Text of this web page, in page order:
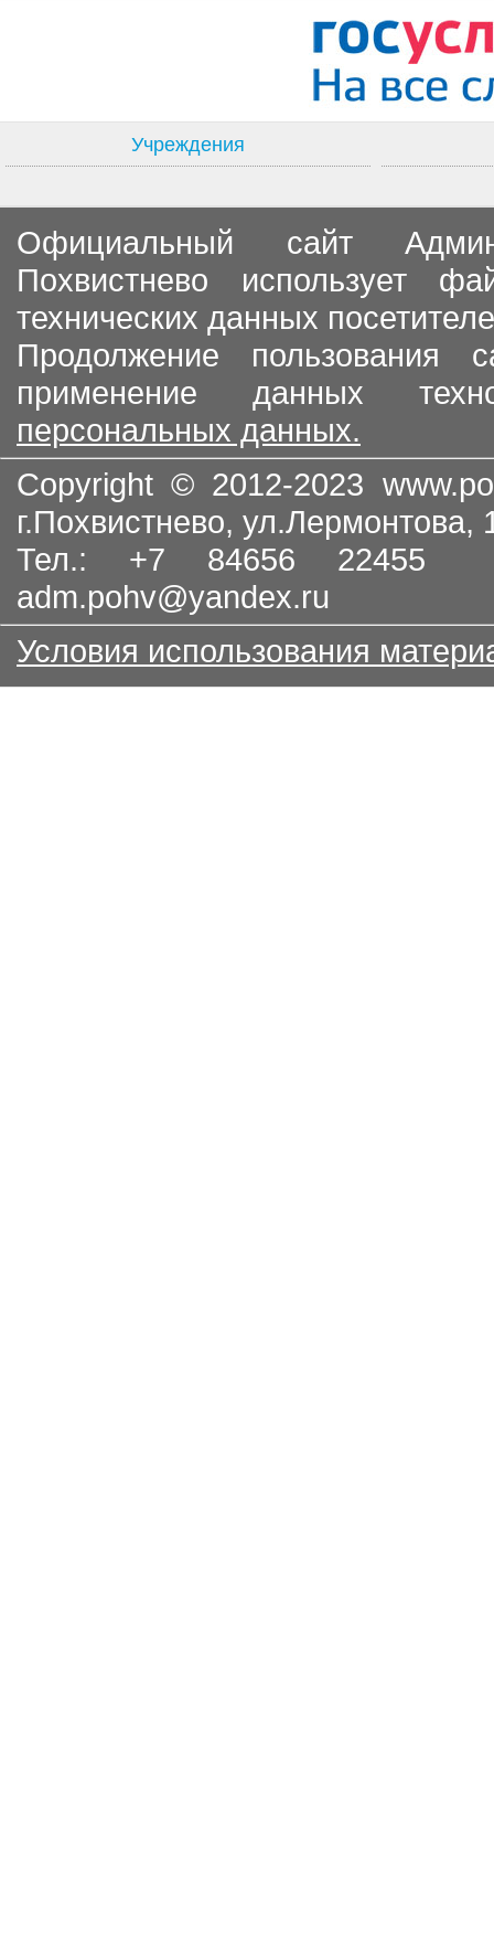
Учреждения
Официальный сайт
Похвистнево использует
технических данных
Продолжение пользования
применение данных
персональных данных.
Copyright © 2012-2023
г.Похвистнево, ул.Лермонтова,
Тел.: +7 84656
adm.pohv@yandex.ru
Условия использования